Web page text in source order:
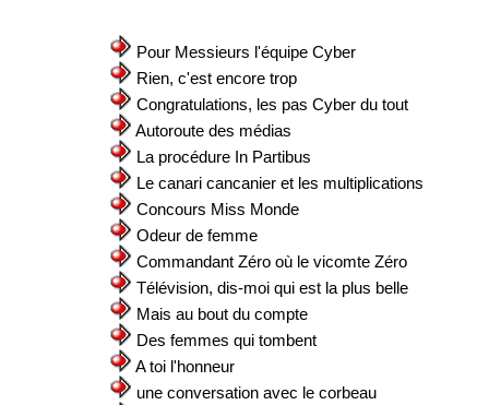
Pour Messieurs l'équipe Cyber
Rien, c'est encore trop
Congratulations, les pas Cyber du tout
Autoroute des médias
La procédure In Partibus
Le canari cancanier et les multiplications
Concours Miss Monde
Odeur de femme
Commandant Zéro où le vicomte Zéro
Télévision, dis-moi qui est la plus belle
Mais au bout du compte
Des femmes qui tombent
A toi l'honneur
une conversation avec le corbeau